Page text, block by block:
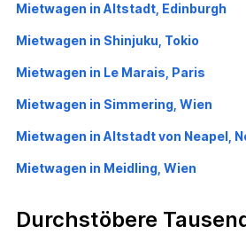
Mietwagen in Altstadt, Edinburgh
Mietwagen in Shinjuku, Tokio
Mietwagen in Le Marais, Paris
Mietwagen in Simmering, Wien
Mietwagen in Altstadt von Neapel,
Mietwagen in Meidling, Wien
Durchstöbere